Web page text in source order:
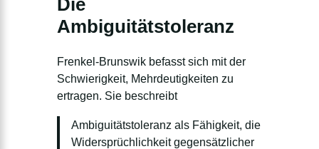
Die
Ambiguitätstoleranz
Frenkel-Brunswik befasst sich mit der
Schwierigkeit, Mehrdeutigkeiten zu
ertragen. Sie beschreibt
Ambiguitätstoleranz als Fähigkeit, die
Widersprüchlichkeit gegensätzlicher